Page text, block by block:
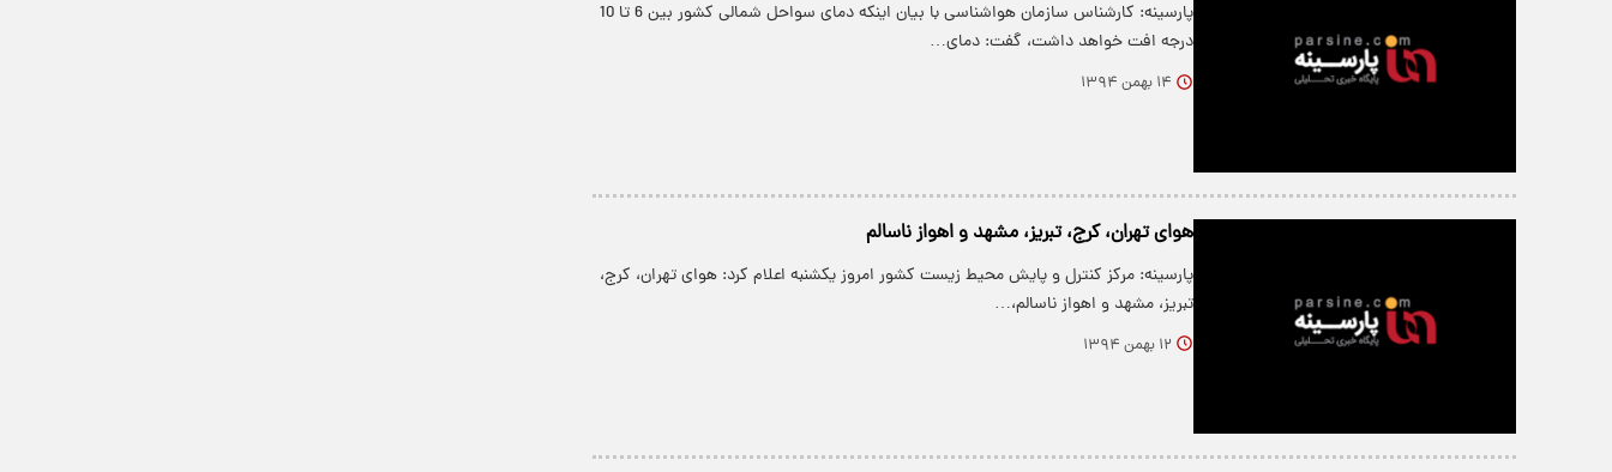
پارسینه: کارشناس سازمان هواشناسی با بیان اینکه دمای سواحل شمالی کشور بین 6 تا 10
درجه افت خواهد داشت، گفت: دمای…
۱۴ بهمن ۱۳۹۴
هوای تهران، کرج، تبریز، مشهد و اهواز ناسالم
پارسینه: مرکز کنترل و پایش محیط زیست کشور امروز یکشنبه اعلام کرد: هوای تهران، کرج،
تبریز، مشهد و اهواز ناسالم،…
۱۲ بهمن ۱۳۹۴